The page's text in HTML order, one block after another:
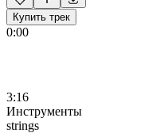
Купить трек
0:00
3:16
Инструменты
strings